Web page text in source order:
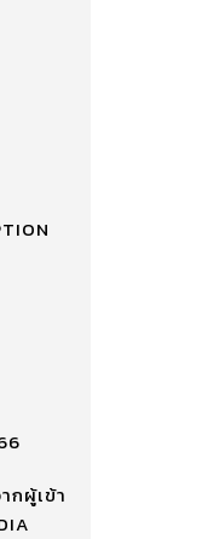
กผู้เข้า